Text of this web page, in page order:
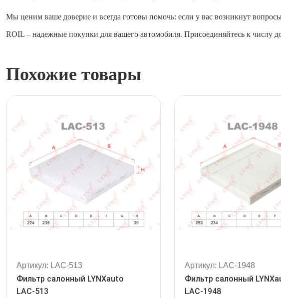
Мы ценим ваше доверие и всегда готовы помочь: если у вас возникнут
ROIL – надежные покупки для вашего автомобиля. Присоединяйтесь к числу
Похожие товары
Артикул: LAC-513
Фильтр салонный LYNXauto
LAC-513
Артикул: LAC-1948
Фильтр салонный
LAC-1948